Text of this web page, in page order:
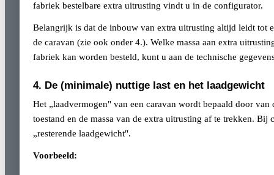
fabriek bestelbare extra uitrusting vindt u in de configurator.
Belangrijk is dat de inbouw van extra uitrusting altijd leidt tot
de caravan (zie ook onder 4.). Welke massa aan extra
fabriek kan worden besteld, kunt u aan de technische
4. De (minimale) nuttige last en het laadgewicht
Het „laadvermogen" van een caravan wordt bepaald door van
toestand en de massa van de extra uitrusting af te trekken.
„resterende laadgewicht".
Voorbeeld: